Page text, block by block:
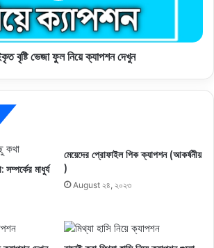
বৃষ্টি ভেজা ফুল নিয়ে ক্যাপশন দেখুন
মাধুর্য
মেয়েদের প্রোফাইল পিক ক্যাপশন (আকর্ষনীয়
)
August ২৪, ২০২৩